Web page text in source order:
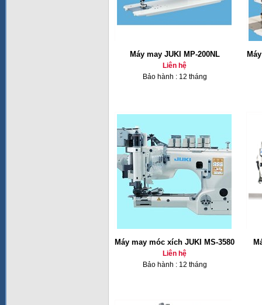
Máy may JUKI MP-200NL
Liên hệ
Bảo hành : 12 tháng
Máy may móc xích JUKI MS-3580
Liên hệ
Bảo hành : 12 tháng